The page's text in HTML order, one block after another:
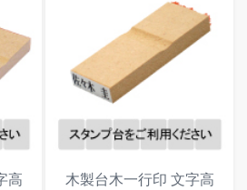
高
木製台木一行印 文字高